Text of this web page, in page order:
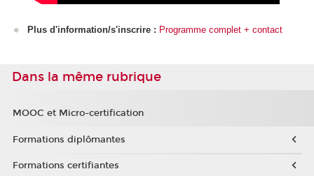
Plus d'information/s'inscrire : Programme complet + contact
Dans la même rubrique
MOOC et Micro-certification
Formations diplômantes
Formations certifiantes